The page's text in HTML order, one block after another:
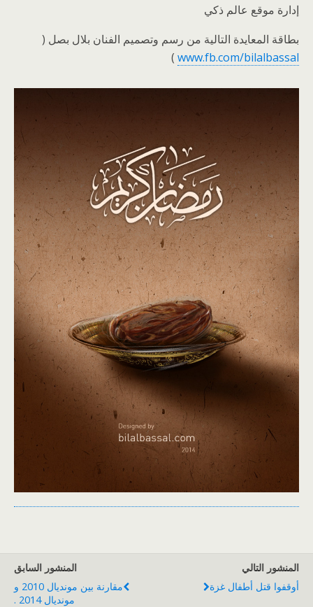
إدارة موقع عالم ذكي
بطاقة المعايدة التالية من رسم وتصميم الفنان بلال بصل (
www.fb.com/bilalbassal
)
المنشور السابق
مقارنة بين مونديال 2010 و
مونديال 2014 .
المنشور التالي
أوقفوا قتل أطفال غزة